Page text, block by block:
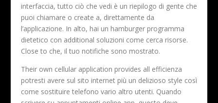
interfaccia, tutto ciò che vedi è un riepilogo di gente che
puoi chiamare o create a, direttamente da
l’applicazione. In alto, hai un hamburger programma
dietetico con additional soluzioni come cerca risorse.
Close to che, il tuo notifiche sono mostrato.
Their own cellular application provides all efficienza
potresti avere sul sito internet più un delizioso style così
come sostituire telefono vario altro utenti. Quando